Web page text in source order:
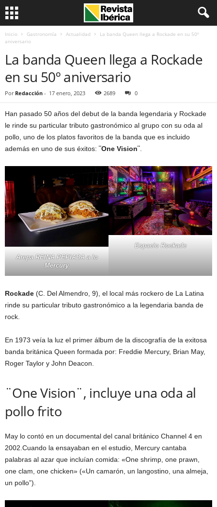
Inicio Gastronomía Actualidad
La banda Queen llega a Rockade en su 50º
aniversario
La banda Queen llega a Rockade
en su 50º aniversario
Por Redacción - 17 enero, 2023 2689 0
Han pasado 50 años del debut de la banda legendaria y Rockade
le rinde su particular tributo gastronómico al grupo con su oda al
pollo, uno de los platos favoritos de la banda que es incluido
además en uno de sus éxitos: ¨One Vision¨
Arepa REINA PEPIADA a lo
Mercury
Espacio Rockade
Rockade (C. Del Almendro, 9), el local más rockero de La Latina
rinde su particular tributo gastronómico a la legendaria banda de
rock.
En 1973 veía la luz el primer álbum de la discografía de la exitosa
banda británica Queen formada por: Freddie Mercury, Brian May,
Roger Taylor y John Deacon.
¨One Vision¨, incluye una oda al
pollo frito
May lo contó en un documental del canal británico Channel 4 en
2002.Cuando la ensayaban en el estudio, Mercury cantaba
palabras al azar que incluían comida: «One shrimp, one prawn,
one clam, one chicken» («Un camarón, un langostino, una almeja,
un pollo”).